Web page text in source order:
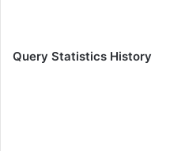
Query Statistics History